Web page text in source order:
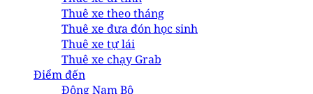
Thuê xe theo tháng
Thuê xe đưa đón học sinh
Thuê xe tự lái
Thuê xe chạy Grab
Điểm đến
Đông Nam Bộ